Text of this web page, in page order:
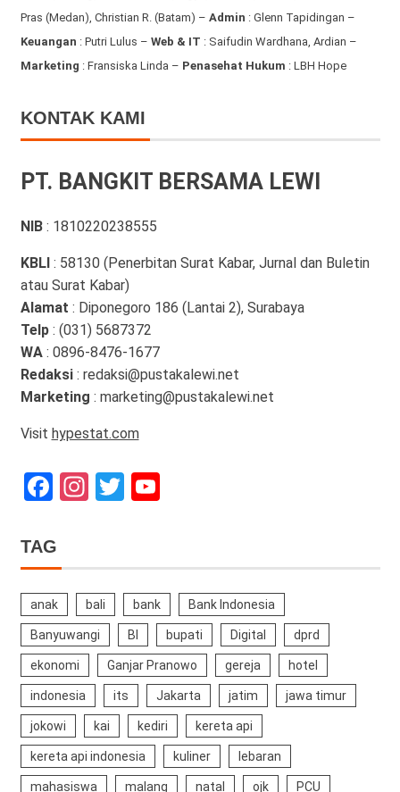
Pras (Medan), Christian R. (Batam) – Admin : Glenn Tapidingan –
Keuangan : Putri Lulus – Web & IT : Saifudin Wardhana, Ardian –
Marketing : Fransiska Linda – Penasehat Hukum : LBH Hope
KONTAK KAMI
PT. BANGKIT BERSAMA LEWI
NIB : 1810220238555
KBLI : 58130 (Penerbitan Surat Kabar, Jurnal dan Buletin
atau Surat Kabar)
Alamat : Diponegoro 186 (Lantai 2), Surabaya
Telp: (031) 5687372
WA: 0896-8476-1677
Redaksi: redaksi@pustakalewi.net
Marketing : marketing@pustakalewi.net
Visit hypestat.com
Facebook
Instagram
TwitterYouTube
TAG
anak bali bank Bank Indonesia
Banyuwangi BI bupati Digital dprd
ekonomi Ganjar Pranowo gereja hotel
indonesia its Jakarta jatim jawa timur
jokowi kai kediri kereta api
kereta api indonesia kuliner lebaran
mahasiswa malang natal ojk PCU